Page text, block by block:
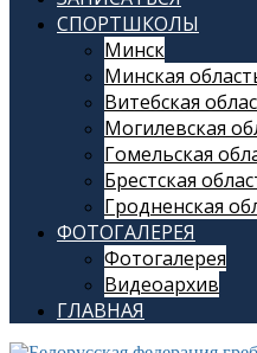
СПОРТШКОЛЫ
Минск
Минская
Витебская
Могилевская
Гомельская
Брестская
Гродненская
ФОТОГАЛЕРЕЯ
Фотогалерея
Видеоархив
ГЛАВНАЯ